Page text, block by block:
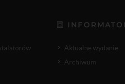
Aktualne wydanie
Archiwum